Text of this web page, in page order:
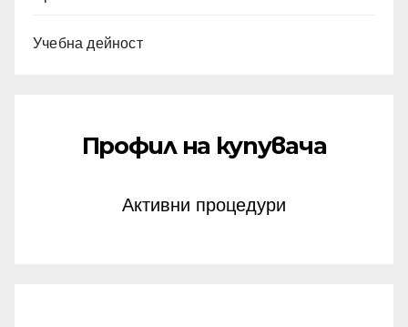
Учебна дейност
Профил на купувача
Активни процедури